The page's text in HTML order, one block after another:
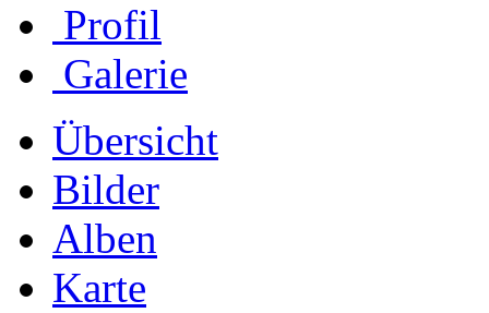
Profil
Galerie
Übersicht
Bilder
Alben
Karte